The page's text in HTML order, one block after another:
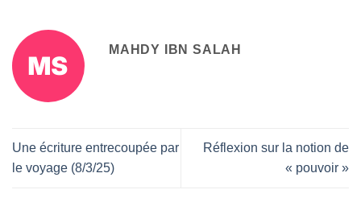
MAHDY IBN SALAH
Une écriture entrecoupée par
le voyage (8/3/25)
Réflexion sur la notion de
« pouvoir »